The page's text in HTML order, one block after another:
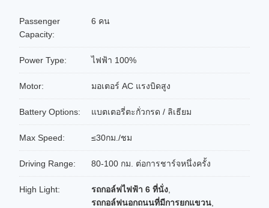
Passenger
Capacity:
6 คน
Power Type: ไฟฟ้า 100%
Motor: มอเตอร์ AC แรงบิดสูง
Battery Options: แบตเตอรี่ตะกั่วกรด / ลิเธียม
Max Speed: ≤30กม./ชม
Driving Range: 80-100 กม. ต่อการชาร์จหนึ่งครั้ง
High Light: รถกอล์ฟไฟฟ้า 6 ที่นั่ง
รถกอล์ฟนอกถนนที่มีการยกแขวน